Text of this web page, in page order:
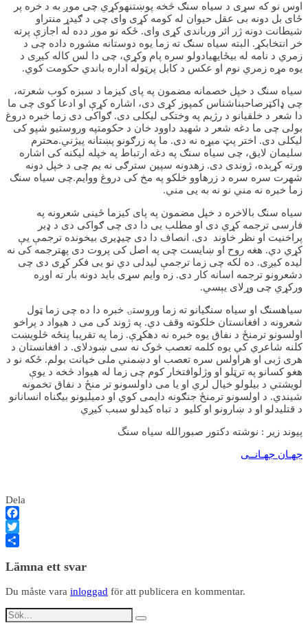
اوس نو که سړی د سیاه سنګ څخه پوښتنهوکړي چی موږ به د خره پر
ځای بل دونه بی عقل حیوان له کومه کړی وای چی د ګیدړ منتراو
شیطانت دونه ژر اثر ورباندی کړی وای. ځکه نو موږ دده له اجازې پرته
خر انتخابکړ. البته سیاه سنګ ته زما یوه دوستانه مشوره داده چی د
زمري د نامه له بیځایهیادولو سره پام وکړي، چی دا لس کاله کیږی د
یوه مړه زمري نوم او عکس د کابل پرټوله اداره باندي حکومت کوي.
سیاه سنګ د خپل خصمانه مضمون په پای کیزما د سبزه کوب شعرته،
چی ډاکټرصاحبناشناس کمپوز کړی دی، اشاره کړې او ادعا کوی چی ما
دا شعر د خلقیانو د رژیم په وختکی لیکلی دی. ګواکی دی زما خبره دروغ
بولی چی ما دغه شعر د شهید داوود خان د حکومتپه وروستیو شپو کی
لیکلی دی. اختر پټ میړه نه دی. ما په زرګونو پښتانه پیژني.محترم
سلیمان لایق، چی سیاه سنګ په دغه ارتباط په خپله لیکنه کی اشاره
ورته کړېده، ژوندی دی. زهدونه سپین سترګی نه یم چی د خپل دونه
شهرت سره سره د زرهاوو خلکو په مخ کی دروغ ووایم.چی سیاه سنګ
زما خبره نه مني نو نه به یی مني.
سیاه سنګ بالاخره د خپل مضمون په پای کیزما ځینی شعرونه په
فارسی ترجمه کړي دی او مطلب یی دا دی چی ګواکی دی د ډیر
پراخنیت او نظر خاوند دی. انصاف دا دی چیډیری بیخونده ترجمې یې
کړي دي. هغه روح او ښایست چی په اصل کی پروت دی پهترجمه کی نه
لیده کیږی. ده لکه چی زما ترجمې لیدلی دي نو یی فکر کړی دی چی
دشعرونو ترجمه اسانه کار دی. زه وایم سړی باید دونه بار ته اوږه
ورکړي چی وړلای یېسي.
سیاهسنګ او سیاه سنګیانو ته زما وروستۍ خبره دا ده چی زما ټول
شعرونه د افغانستان خلکوته وقف دي. په ژوند کی می د هیواد د پراخو
اولسونو ترمنځ د نفاق یوه خبره نه دهکړې. زما په تقریبا پنځه څلویښت
کلنه شاعري کي یوه کلمه تعصب څوک نه سی ښودلای. د افغانستان د
هری ژبی او هراولس سره تعصب او دښمني ملی خیانت بولم. ځکه نو د
هغو کسانو په ترټلو او وژلوافتخار کوم چی زما له هیواد څخه د یوې
لویشتي د بیلولو خیال لري او یا می داولسونو تر منځ د نفاق تخمونه
شیندي. د اولسونو ترمنځ جنګونه دایمی کوي او دمیلیونو بیګناه انسانانو
د قتلیدلو او د ښارونو او کلیو د تباه کیدلو سبب کیږي
پيوند زير : نوشته دکتور صبورالله سياه سنگ
جهـان جهـانــی
Dela
Facebook
Twitter
Lämna ett svar
Du måste vara inloggad för att publicera en kommentar.